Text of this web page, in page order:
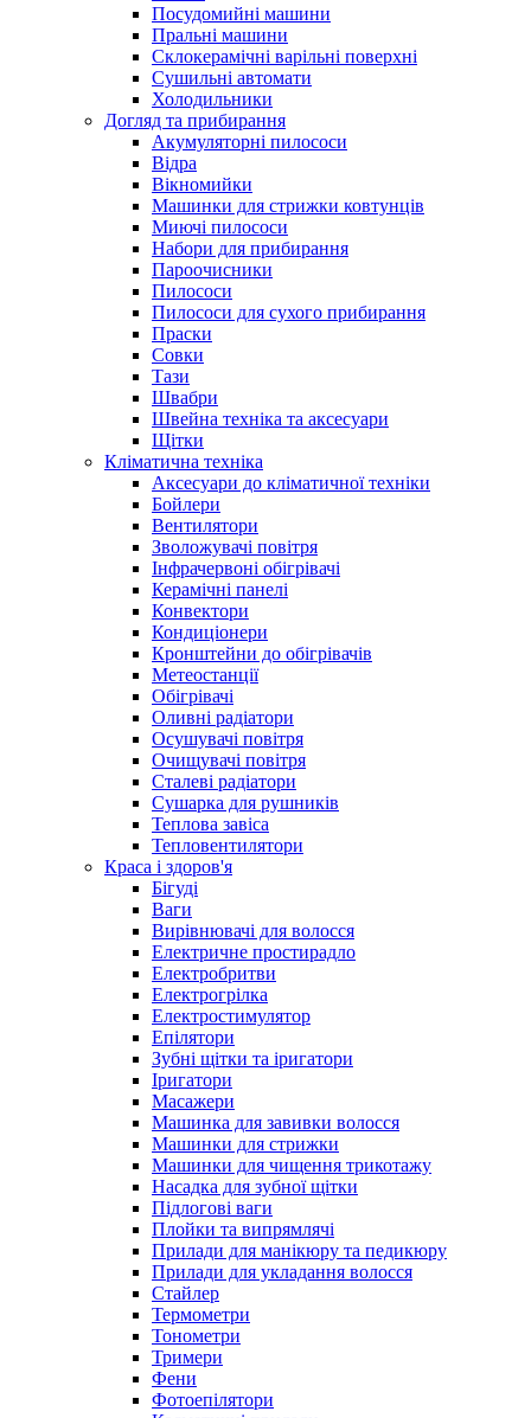
Посудомийні машини
Пральні машини
Склокерамічні варільні поверхні
Сушильні автомати
Холодильники
Догляд та прибирання
Акумуляторні пилососи
Відра
Вікномийки
Машинки для стрижки ковтунців
Миючі пилососи
Набори для прибирання
Пароочисники
Пилососи
Пилососи для сухого прибирання
Праски
Совки
Тази
Швабри
Швейна техніка та аксесуари
Щітки
Кліматична техніка
Аксесуари до кліматичної техніки
Бойлери
Вентилятори
Зволожувачі повітря
Інфрачервоні обігрівачі
Керамічні панелі
Конвектори
Кондиціонери
Кронштейни до обігрівачів
Метеостанції
Обігрівачі
Оливні радіатори
Осушувачі повітря
Очищувачі повітря
Сталеві радіатори
Сушарка для рушників
Теплова завіса
Тепловентилятори
Краса і здоров'я
Бігуді
Ваги
Вирівнювачі для волосся
Електричне простирадло
Електробритви
Електрогрілка
Електростимулятор
Епілятори
Зубні щітки та іригатори
Іригатори
Масажери
Машинка для завивки волосся
Машинки для стрижки
Машинки для чищення трикотажу
Насадка для зубної щітки
Підлогові ваги
Плойки та випрямлячі
Прилади для манікюру та педикюру
Прилади для укладання волосся
Стайлер
Термометри
Тонометри
Тримери
Фени
Фотоепілятори